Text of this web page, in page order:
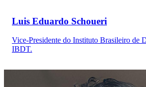
Luis Eduardo Schoueri
Vice-Presidente do Instituto Brasileiro de
IBDT.